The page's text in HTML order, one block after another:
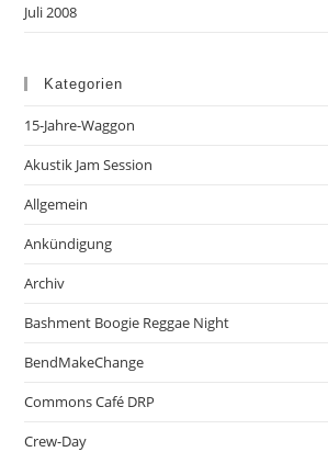
Juli 2008
Kategorien
15-Jahre-Waggon
Akustik Jam Session
Allgemein
Ankündigung
Archiv
Bashment Boogie Reggae Night
BendMakeChange
Commons Café DRP
Crew-Day